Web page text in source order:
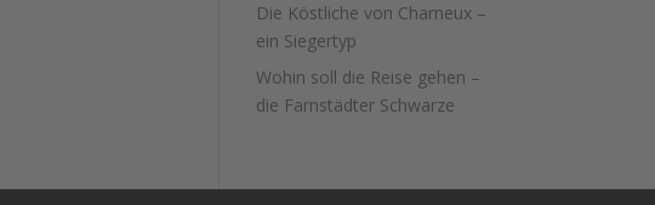
Die Köstliche von Charneux –
ein Siegertyp
Wohin soll die Reise gehen –
die Farnstädter Schwarze